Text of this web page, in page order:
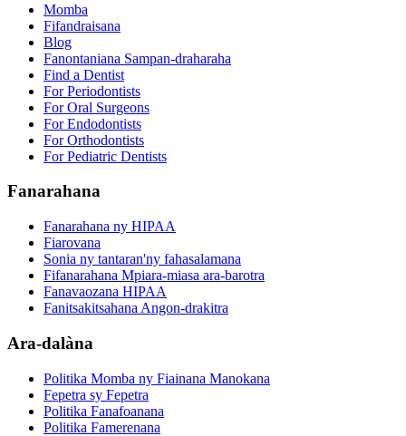
Momba
Fifandraisana
Blog
Fanontaniana Sampan-draharaha
Find a Dentist
For Periodontists
For Oral Surgeons
For Endodontists
For Orthodontists
For Pediatric Dentists
Fanarahana
Fanarahana ny HIPAA
Fiarovana
Sonia ny tantaran'ny fahasalamana
Fifanarahana Mpiara-miasa ara-barotra
Fanavaozana HIPAA
Fanitsakitsahana Angon-drakitra
Ara-dalàna
Politika Momba ny Fiainana Manokana
Fepetra sy Fepetra
Politika Fanafoanana
Politika Famerenana